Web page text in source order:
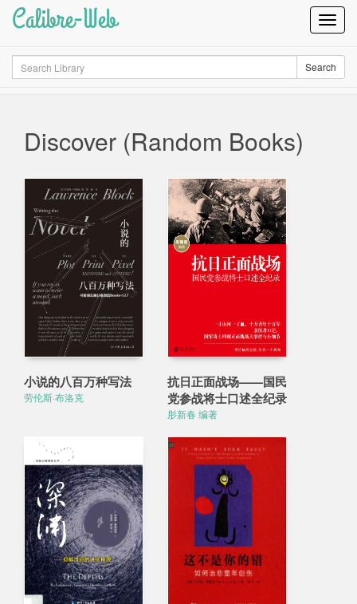
Calibre-Web
Search Search
Discover (Random Books)
小说的八百万种写法
劳伦斯·布洛克
抗日正面战场——国民
党参战将士口述全纪录
肜新春 编著